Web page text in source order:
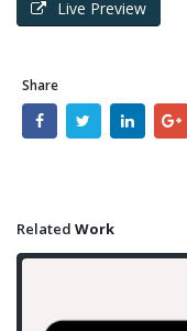
Live Preview
Share
Related Work